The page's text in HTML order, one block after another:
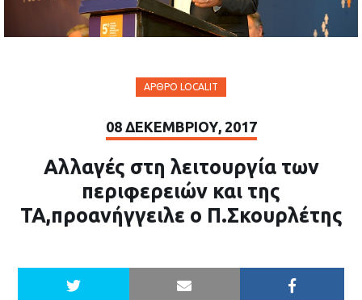
ΆΡΘΡΟ LOCALIT
08 ΔΕΚΕΜΒΡΊΟΥ, 2017
Αλλαγές στη λειτουργία των
περιφερειών και της
ΤΑ,προανήγγειλε ο Π.Σκουρλέτης